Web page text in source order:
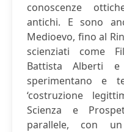
conoscenze
antichi. E sono
Medioevo, fino al
scienziati come
Battista Alberti e
sperimentano e
‘costruzione
Scienza e
parallele, con